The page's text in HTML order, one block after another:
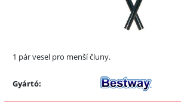
1 pár vesel pro menší čluny.
Gyártó: